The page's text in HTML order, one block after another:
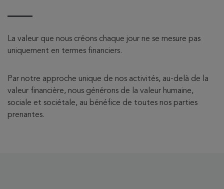
La valeur que nous créons chaque jour ne se mesure pas
uniquement en termes financiers.
Par notre approche unique de nos activités, au-delà de la
valeur financière, nous générons de la valeur humaine,
sociale et sociétale, au bénéfice de toutes nos parties
prenantes.